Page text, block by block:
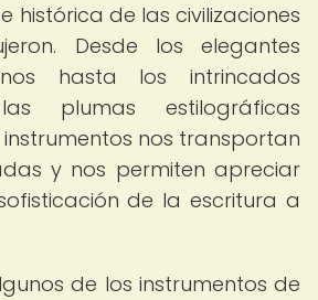
histórica de las civilizaciones
Desde los elegantes
hasta los intrincados
plumas estilográficas
nos transportan
y nos permiten apreciar
de la escritura a
de los instrumentos de